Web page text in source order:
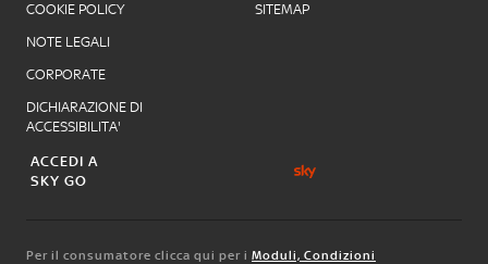
COOKIE POLICY
NOTE LEGALI
CORPORATE
DICHIARAZIONE DI
ACCESSIBILITA'
SITEMAP
ACCEDI A
SKY GO
Per il consumatore clicca qui per i Moduli, Condizioni